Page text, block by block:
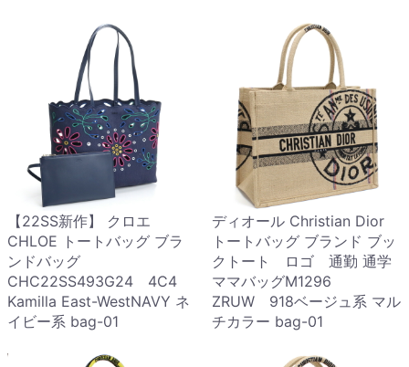
【22SS新作】 クロエ
CHLOE トートバッグ ブラ
ンドバッグ
CHC22SS493G24 4C4
Kamilla East-WestNAVY ネ
イビー系 bag-01
ディオール Christian Dior
トートバッグ ブランド ブッ
クトート ロゴ 通勤 通学
ママバッグM1296
ZRUW 918ベージュ系 マル
チカラー bag-01